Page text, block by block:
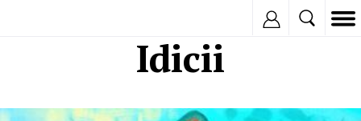
Idicii